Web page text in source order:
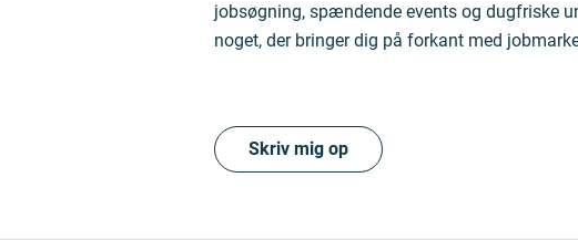
jobsøgning, spændende events og dugfriske
noget, der bringer dig på forkant med
Skriv mig op